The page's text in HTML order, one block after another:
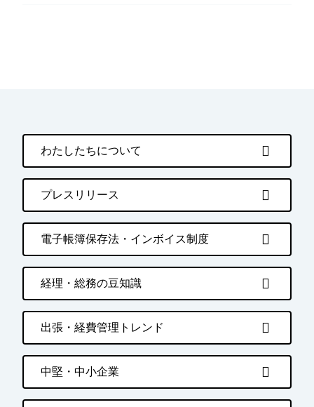
わたしたちについて
プレスリリース
電子帳簿保存法・インボイス制度
経理・総務の豆知識
出張・経費管理トレンド
中堅・中小企業